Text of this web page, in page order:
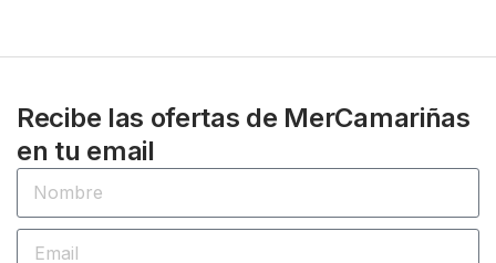
Recibe las ofertas de MerCamariñas
en tu email